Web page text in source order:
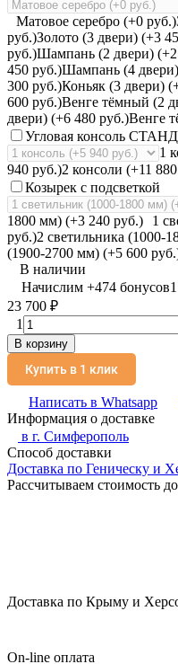
Матовое серебро (+0 руб.)
руб.)Золото (3 двери) (+3
руб.)Шампань (2 двери)
450 руб.)Шампань (4
300 руб.)Коньяк (3 двери)
600 руб.)Венге тёмный (2
двери) (+6 480 руб.)Венге
Угловая консоль
1
940 руб.)2 консоли (+11
Козырек с подсветкой
1800 мм) (+3 240 руб.)
1
руб.)2 светильника (1000-
(1900-2700 мм) (+5 600
В наличии
Начислим +474 бонусов
23 700 ₽
1
В корзину
Купить в 1 клик
Написать в Whatsapp
Информация о доставке
в г. Симферополь
Способ доставки
Доставка по Геническу и
Рассчитываем стоимость
Доставка по Крыму и
On-line оплата